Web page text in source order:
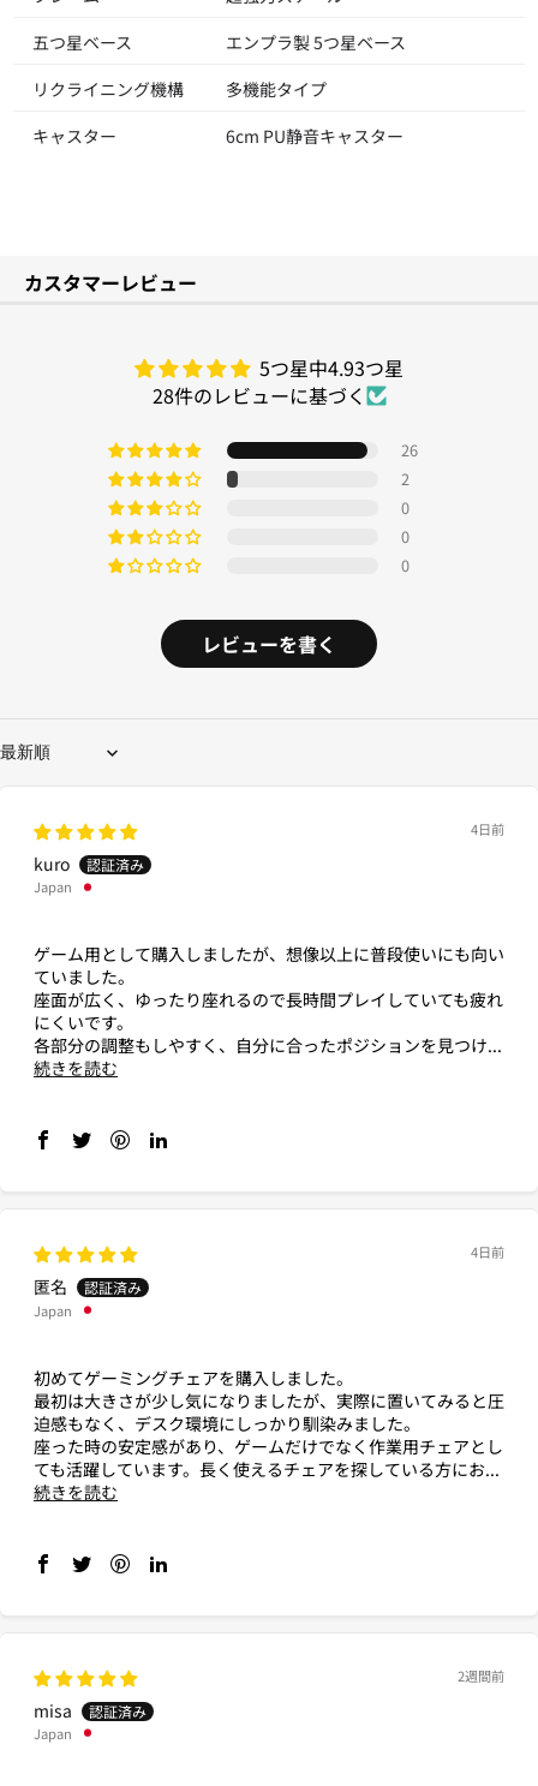
五つ星ベース
エンプラ製 5つ星ベース
リクライニング機構
多機能タイプ
キャスター
6cm PU静音キャスター
カスタマーレビュー
5つ星中4.93つ星
28件のレビューに基づく
26
2
0
0
0
レビューを書く
Sort by
4日前
kuro
Japan
ゲーム用として購入しましたが、想像以上に普段使いにも向い
ていました。
座面が広く、ゆったり座れるので長時間プレイしていても疲れ
にくいです。
各部分の調整もしやすく、自分に合ったポジションを見つけ...
続きを読む
4日前
匿名
Japan
初めてゲーミングチェアを購入しました。
最初は大きさが少し気になりましたが、実際に置いてみると圧
迫感もなく、デスク環境にしっかり馴染みました。
座った時の安定感があり、ゲームだけでなく作業用チェアとし
ても活躍しています。長く使えるチェアを探している方にお...
続きを読む
2週間前
misa
Japan